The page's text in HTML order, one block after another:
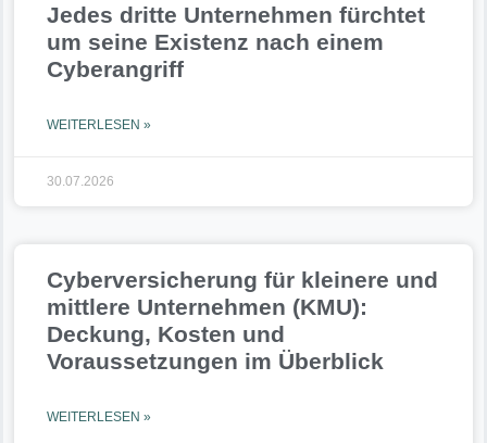
Jedes dritte Unternehmen fürchtet
um seine Existenz nach einem
Cyberangriff
WEITERLESEN »
30.07.2026
Cyberversicherung für kleinere und
mittlere Unternehmen (KMU):
Deckung, Kosten und
Voraussetzungen im Überblick
WEITERLESEN »